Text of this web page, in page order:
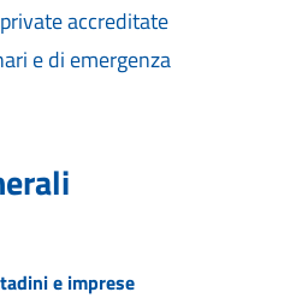
accreditate
e di emergenza
e imprese